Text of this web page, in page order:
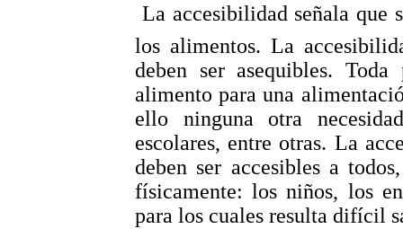
 La accesibilidad señala
los alimentos. La
deben ser asequibles.
alimento para una
ello ninguna otra
escolares, entre otras. La
deben ser accesibles a
físicamente: los niños, los
para los cuales resulta difícil